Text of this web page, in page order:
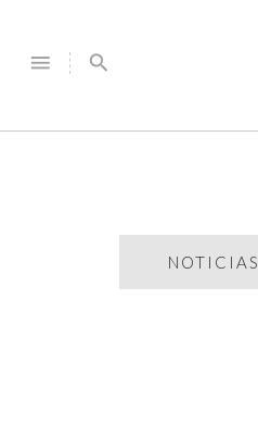
menu search
NOTICIAS